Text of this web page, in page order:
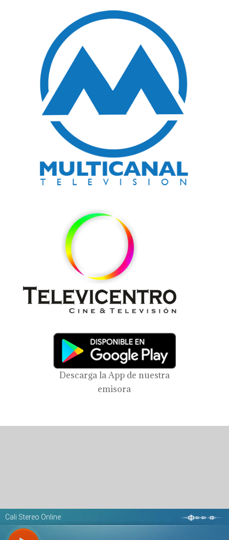
Descarga la App de nuestra
emisora